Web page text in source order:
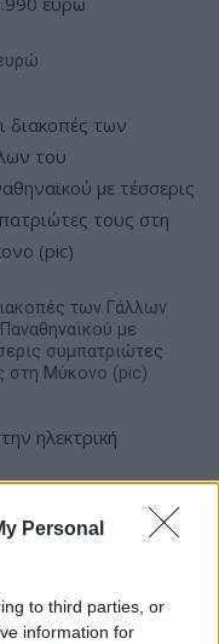
Personal
to third parties, or
information for
των Γάλλων
με
συμπατριώτες
στη Μύκονο (pic)
διασύνδεση